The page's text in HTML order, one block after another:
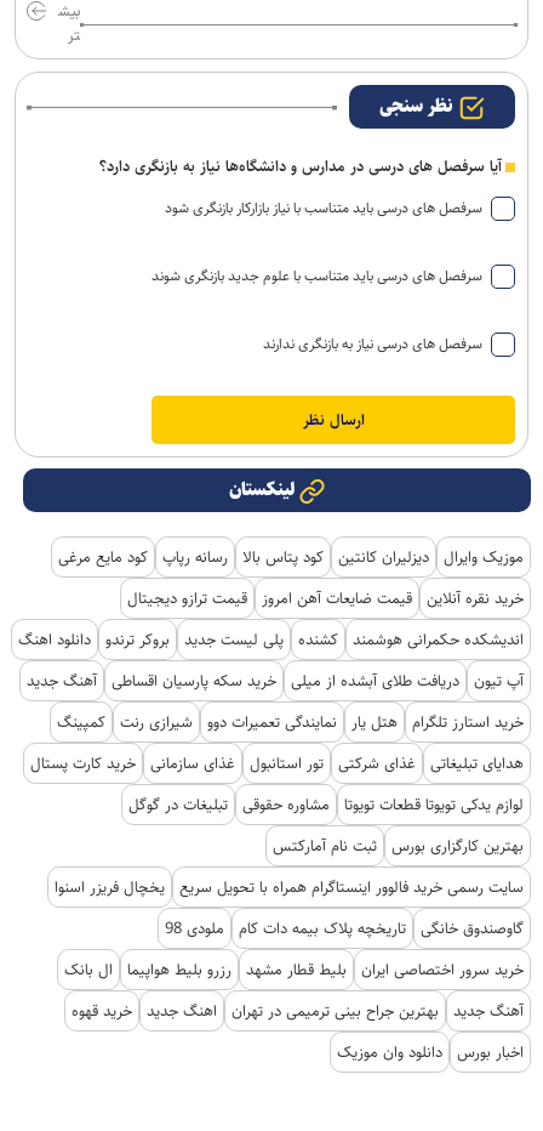
بیش
تر
نظر سنجی
آیا سرفصل های درسی در مدارس و دانشگاه‌ها نیاز به بازنگری دارد؟
سرفصل های درسی باید متناسب با نیاز بازارکار بازنگری شود
سرفصل های درسی باید متناسب با علوم جدید بازنگری شوند
سرفصل های درسی نیاز به بازنگری ندارند
لینکستان
موزیک وایرال دیزلیران کانتین کود پتاس بالا رسانه رپاپ کود مایع مرغی
خرید نقره آنلاین قیمت ضایعات آهن امروز
قیمت ترازو دیجیتال
اندیشکده حکمرانی هوشمند کشنده پلی لیست جدید بروکر ترندو دانلود اهنگ
آپ تیون دریافت طلای آبشده از میلی خرید سکه پارسیان اقساطی آهنگ جدید
خرید استارز تلگرام هتل یار نمایندگی تعمیرات دوو شیرازی رنت کمپینگ
هدایای تبلیغاتی
غذای شرکتی تور استانبول غذای سازمانی خرید کارت پستال
لوازم یدکی تویوتا قطعات تویوتا
مشاوره حقوقی تبلیغات در گوگل
بهترین کارگزاری بورس ثبت نام آمارکتس
سایت رسمی خرید فالوور اینستاگرام همراه با تحویل سریع یخچال فریزر اسنوا
گاوصندوق خانگی تاریخچه پلاک بیمه دات کام
ملودی 98
خرید سرور اختصاصی ایران
بلیط قطار مشهد رزرو بلیط هواپیما
ال بانک
آهنگ جدید
بهترین جراح بینی ترمیمی در تهران اهنگ جدید خرید قهوه
اخبار بورس دانلود وان موزیک